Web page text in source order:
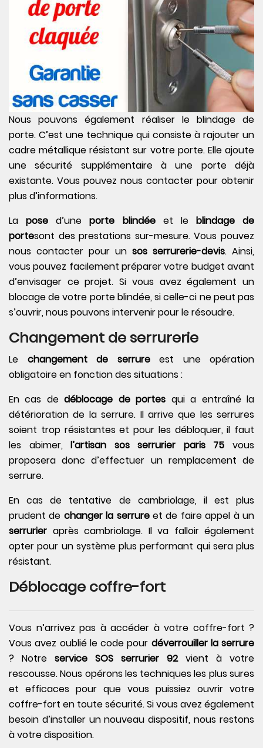
Nous pouvons également réaliser le blindage de
porte. C’est une technique qui consiste à rajouter un
cadre métallique résistant sur votre porte. Elle ajoute
une sécurité supplémentaire à une porte déjà
existante. Vous pouvez nous contacter pour obtenir
plus d’informations.
Lapose d’uneporte blindéeet le blindage de
portesont des prestations sur-mesure. Vous pouvez
nous contacter pour un sos serrurerie-devis. Ainsi,
vous pouvez facilement préparer votre budget avant
d’envisager ce projet. Si vous avez également un
blocage de votre porte blindée, si celle-ci ne peut pas
s’ouvrir, nous pouvons intervenir pour le résoudre.
Changement de serrurerie
Le changement de serrureest une opération
obligatoire en fonction des situations :
En cas dedéblocage de portes qui a entraîné la
détérioration de la serrure. Il arrive que les serrures
soient trop résistantes et pour les débloquer, il faut
les abimer,l’artisan sos serrurier paris 75 vous
proposera donc d’effectuer un remplacement de
serrure.
En cas de tentative de cambriolage, il est plus
prudent de changer la serrureet de faire appel à un
serrurier après cambriolage. Il va falloir également
opter pour un système plus performant qui sera plus
résistant.
Déblocage coffre-fort
Vous n’arrivez pas à accéder à votre coffre-fort ?
Vous avez oublié le code pour déverrouiller la serrure
? Notre service SOS serrurier 92 vient à votre
rescousse. Nous opérons les techniques les plus sures
et efficaces pour que vous puissiez ouvrir votre
coffre-fort en toute sécurité. Si vous avez également
besoin d’installer un nouveau dispositif, nous restons
à votre disposition.